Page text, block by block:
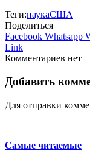
Теги:наукаСША
Поделиться
Facebook Whatsapp
Link
Комментариев нет
Добавить
Для отправки
Самые читаемые